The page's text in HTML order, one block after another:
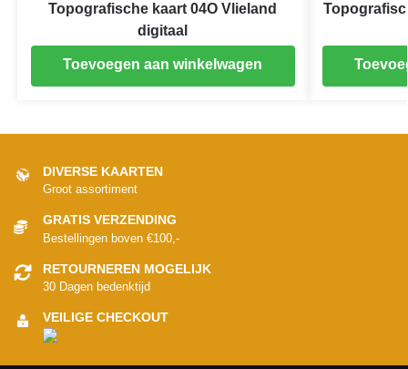
Topografische kaart 04O Vlieland
digitaal
Toevoegen aan winkelwagen
DIVERSE KAARTEN
Groot assortiment
GRATIS VERZENDING
Bestellingen boven €100,-
RETOURNEREN MOGELIJK
30 Dagen bedenktijd
VEILIGE CHECKOUT